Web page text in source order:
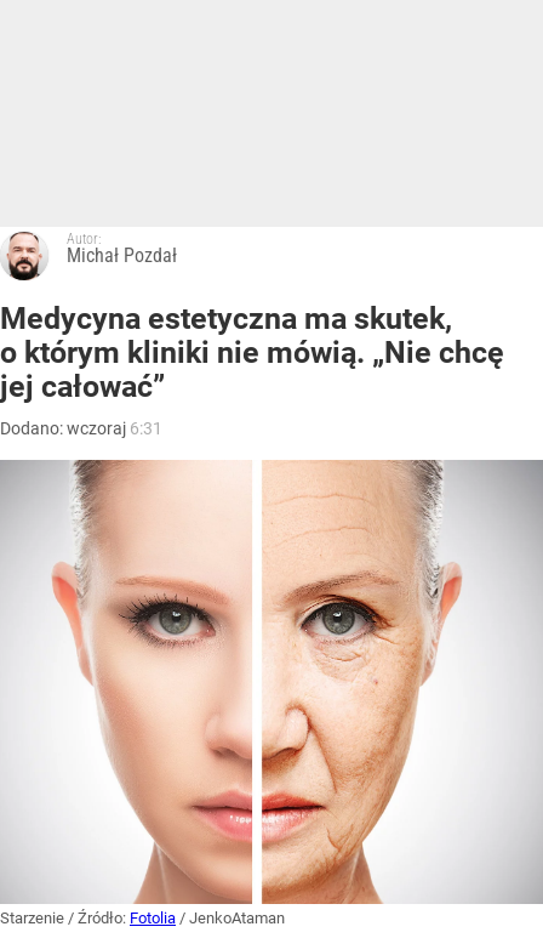
Autor:
Michał Pozdał
Medycyna estetyczna ma skutek,
o którym kliniki nie mówią. „Nie chcę
jej całować”
Dodano:wczoraj 6:31
Starzenie / Źródło: Fotolia / JenkoAtaman